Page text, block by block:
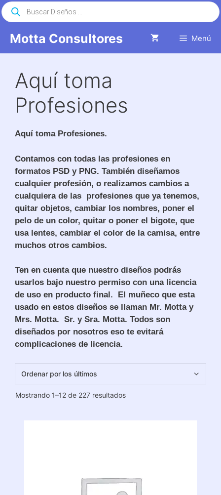
Saltar
al
Motta Consultores Menú
Búsqueda
de
productos
Aquí toma
Profesiones
Aquí toma Profesiones.
Contamos con todas las profesiones en
formatos PSD y PNG. También diseñamos
cualquier profesión, o realizamos cambios a
cualquiera de las profesiones que ya tenemos,
quitar objetos, cambiar los nombres, poner el
pelo de un color, quitar o poner el bigote, que
usa lentes, cambiar el color de la camisa, entre
muchos otros cambios.
Ten en cuenta que nuestro diseños podrás
usarlos bajo nuestro permiso con una licencia
de uso en producto final. El muñeco que esta
usado en estos diseños se llaman Mr. Motta y
Mrs. Motta. Sr. y Sra. Motta. Todos son
diseñados por nosotros eso te evitará
complicaciones de licencia.
Mostrando 1–12 de 227 resultadosOrdenado